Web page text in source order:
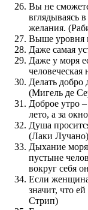
Вы не
вглядываясь
желания.
Выше уровня
Даже самая
Даже у моря
Делать добро
(Мигель де
Доброе утро –
лето, а за
Душа
(Лаки Лучано)
Дыхание
пустыне
вокруг себя
Если женщина
значит, что
Стрип)